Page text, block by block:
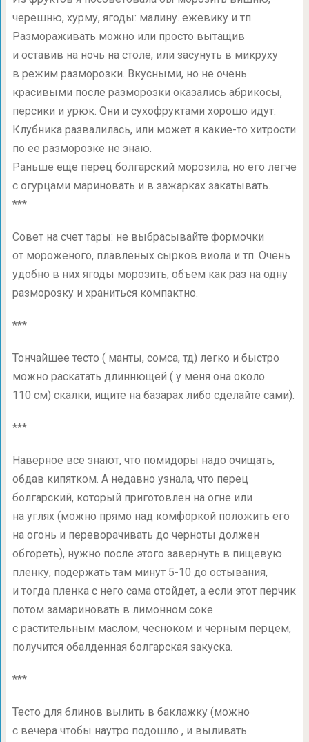
черешню, хурму, ягоды: малину. ежевику и тп.
Размораживать можно или просто вытащив
и оставив на ночь на столе, или засунуть в микруху
в режим разморозки. Вкусными, но не очень
красивыми после разморозки оказались абрикосы,
персики и урюк. Они и сухофруктами хорошо идут.
Клубника развалилась, или может я какие-то хитрости
по ее разморозке не знаю.
Раньше еще перец болгарский морозила, но его легче
с огурцами мариновать и в зажарках закатывать.
***
Совет на счет тары: не выбрасывайте формочки
от мороженого, плавленых сырков виола и тп. Очень
удобно в них ягоды морозить, объем как раз на одну
разморозку и храниться компактно.
***
Тончайшее тесто ( манты, сомса, тд) легко и быстро
можно раскатать длиннющей ( у меня она около
110 см) скалки, ищите на базарах либо сделайте сами).
***
Наверное все знают, что помидоры надо очищать,
обдав кипятком. А недавно узнала, что перец
болгарский, который приготовлен на огне или
на углях (можно прямо над комфоркой положить его
на огонь и переворачивать до черноты должен
обгореть), нужно после этого завернуть в пищевую
пленку, подержать там минут 5-10 до остывания,
и тогда пленка с него сама отойдет, а если этот перчик
потом замариновать в лимонном соке
с растительным маслом, чесноком и черным перцем,
получится обалденная болгарская закуска.
***
Тесто для блинов вылить в баклажку (можно
с вечера чтобы наутро подошло , и выливать